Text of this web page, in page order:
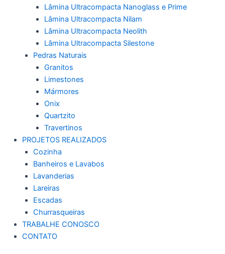
Lâmina Ultracompacta Nanoglass e Prime
Lâmina Ultracompacta Nilam
Lâmina Ultracompacta Neolith
Lâmina Ultracompacta Silestone
Pedras Naturais
Granitos
Limestones
Mármores
Onix
Quartzito
Travertinos
PROJETOS REALIZADOS
Cozinha
Banheiros e Lavabos
Lavanderias
Lareiras
Escadas
Churrasqueiras
TRABALHE CONOSCO
CONTATO